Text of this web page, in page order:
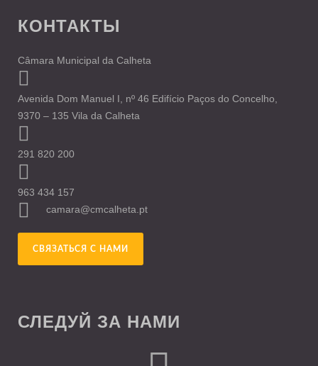
КОНТАКТЫ
Câmara Municipal da Calheta
Avenida Dom Manuel I, nº 46 Edifício Paços do Concelho,
9370 – 135 Vila da Calheta
291 820 200
963 434 157
camara@cmcalheta.pt
СВЯЗАТЬСЯ С НАМИ
СЛЕДУЙ ЗА НАМИ